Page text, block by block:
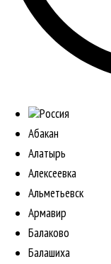
Россия
Абакан
Алатырь
Алексеевка
Альметьевск
Армавир
Балаково
Балашиха